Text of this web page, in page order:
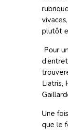
plutôt
Pour
Liatris,
Une
que le